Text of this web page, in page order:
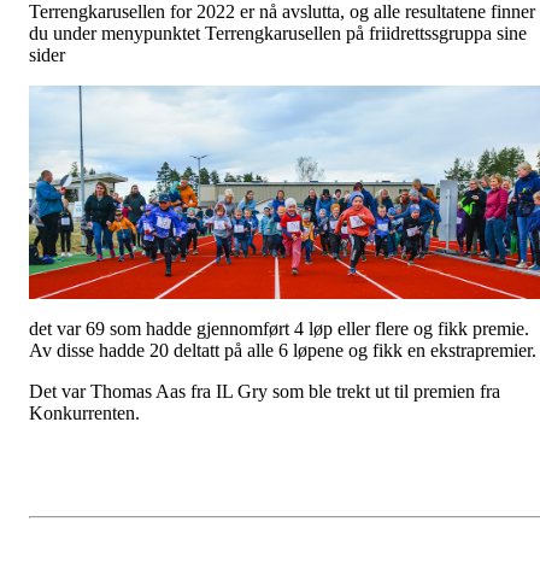
Terrengkarusellen for 2022 er nå avslutta, og alle resultatene finner
du under menypunktet Terrengkarusellen på friidrettssgruppa sine
sider
det var 69 som hadde gjennomført 4 løp eller flere og fikk premie.
Av disse hadde 20 deltatt på alle 6 løpene og fikk en ekstrapremier.
Det var Thomas Aas fra IL Gry som ble trekt ut til premien fra
Konkurrenten.